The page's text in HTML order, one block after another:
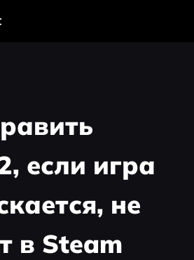
если игра
не
в Steam